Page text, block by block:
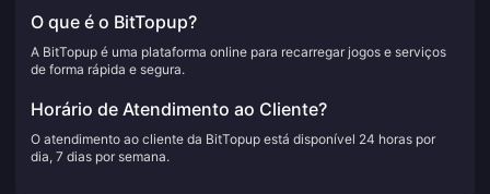
O que é o BitTopup?
A BitTopup é uma plataforma online para recarregar jogos e serviços
de forma rápida e segura.
Horário de Atendimento ao Cliente?
O atendimento ao cliente da BitTopup está disponível 24 horas por
dia, 7 dias por semana.